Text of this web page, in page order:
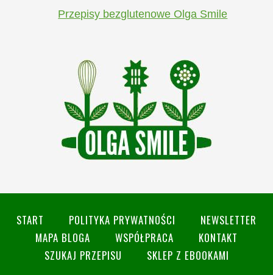
Przepisy bezglutenowe Olga Smile
START POLITYKA PRYWATNOŚCI
NEWSLETTER
MAPA BLOGA
WSPÓŁPRACA
KONTAKT
SZUKAJ PRZEPISU
SKLEP Z EBOOKAMI